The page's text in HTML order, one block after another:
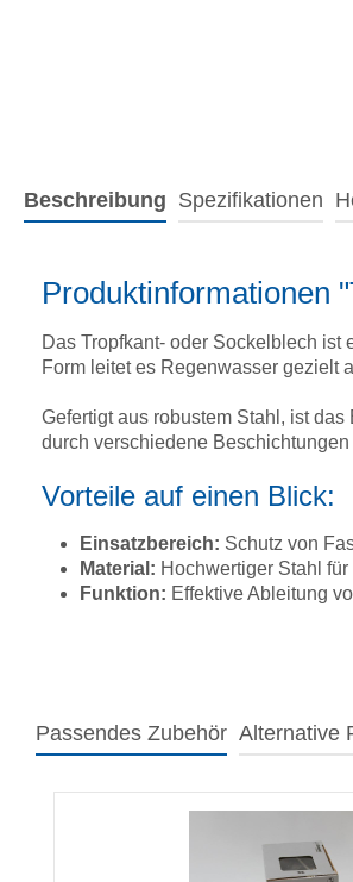
Beschreibung Spezifikationen
Produktinformationen
Das Tropfkant- oder Sockelblech
Form leitet es Regenwasser gezielt
Gefertigt aus robustem Stahl, ist
durch verschiedene
Vorteile auf einen Blick:
Einsatzbereich: Schutz von
Material: Hochwertiger Stahl
Funktion: Effektive Ableitung
Passendes Zubehör Alternative